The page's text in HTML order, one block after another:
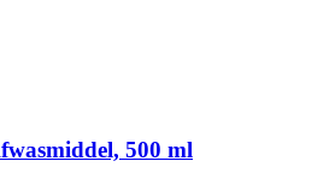
500 ml